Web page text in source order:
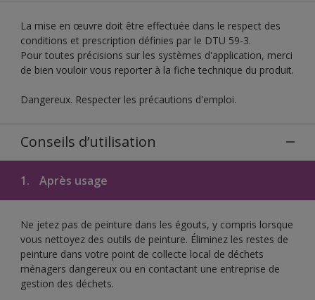
La mise en œuvre doit être effectuée dans le respect des
conditions et prescription définies par le DTU 59-3.
Pour toutes précisions sur les systèmes d'application, merci
de bien vouloir vous reporter à la fiche technique du produit.
Dangereux. Respecter les précautions d'emploi.
Conseils d’utilisation
1. Après usage
Ne jetez pas de peinture dans les égouts, y compris lorsque
vous nettoyez des outils de peinture. Éliminez les restes de
peinture dans votre point de collecte local de déchets
ménagers dangereux ou en contactant une entreprise de
gestion des déchets.